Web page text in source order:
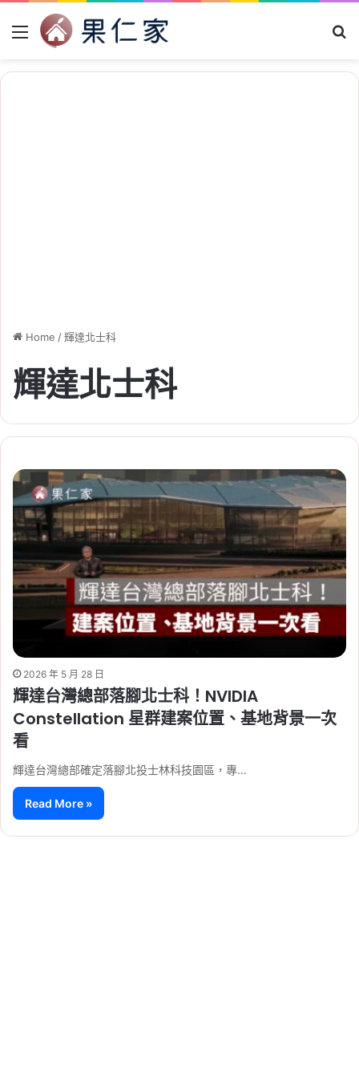
Menu
Home /輝達北士科
輝達北士科
2026 年 5 月 28 日
輝達台灣總部落腳北士科！NVIDIA
Constellation 星群建案位置、基地背景一次
看
輝達台灣總部確定落腳北投士林科技園區，專…
Read More »